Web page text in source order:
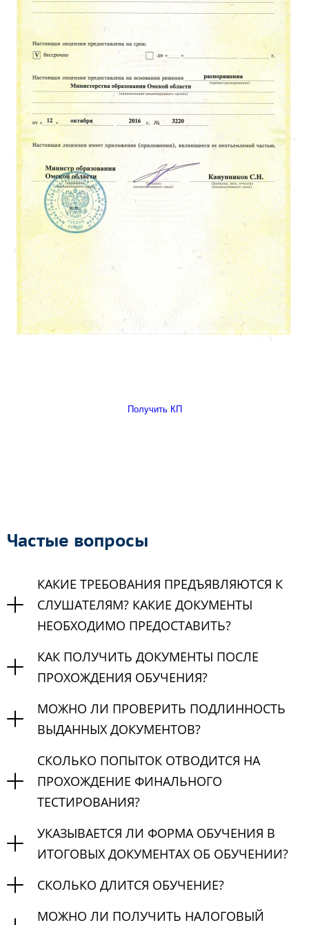
Получить КП
Частые вопросы
КАКИЕ ТРЕБОВАНИЯ ПРЕДЪЯВЛЯЮТСЯ К
СЛУШАТЕЛЯМ? КАКИЕ ДОКУМЕНТЫ
НЕОБХОДИМО ПРЕДОСТАВИТЬ?
КАК ПОЛУЧИТЬ ДОКУМЕНТЫ ПОСЛЕ
ПРОХОЖДЕНИЯ ОБУЧЕНИЯ?
МОЖНО ЛИ ПРОВЕРИТЬ ПОДЛИННОСТЬ
ВЫДАННЫХ ДОКУМЕНТОВ?
СКОЛЬКО ПОПЫТОК ОТВОДИТСЯ НА
ПРОХОЖДЕНИЕ ФИНАЛЬНОГО
ТЕСТИРОВАНИЯ?
УКАЗЫВАЕТСЯ ЛИ ФОРМА ОБУЧЕНИЯ В
ИТОГОВЫХ ДОКУМЕНТАХ ОБ ОБУЧЕНИИ?
СКОЛЬКО ДЛИТСЯ ОБУЧЕНИЕ?
МОЖНО ЛИ ПОЛУЧИТЬ НАЛОГОВЫЙ